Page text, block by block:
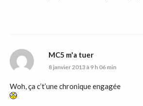
MC5 m'a tuer
8 janvier 2013 à 9 h 06 min
Woh, ça c’t’une chronique engagée